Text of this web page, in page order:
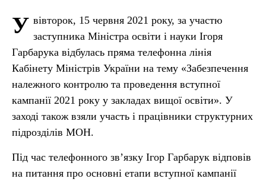
У вівторок, 15 червня 2021 року, за участю
заступника Міністра освіти і науки Ігоря
Гарбарука відбулась пряма телефонна лінія
Кабінету Міністрів України на тему «Забезпечення
належного контролю та проведення вступної
кампанії 2021 року у закладах вищої освіти». У
заході також взяли участь і працівники структурних
підрозділів МОН.
Під час телефонного зв’язку Ігор Гарбарук відповів
на питання про основні етапи вступної кампанії